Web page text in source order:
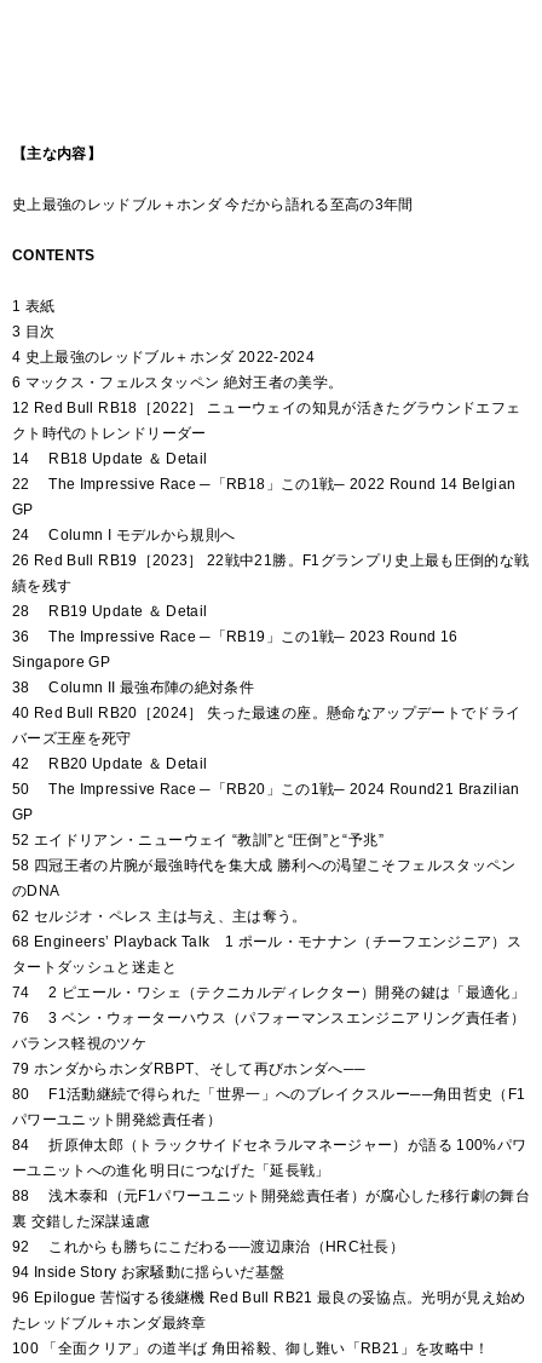
【主な内容】
史上最強のレッドブル＋ホンダ 今だから語れる至高の3年間
CONTENTS
1 表紙
3 目次
4 史上最強のレッドブル＋ホンダ 2022-2024
6 マックス・フェルスタッペン 絶対王者の美学。
12 Red Bull RB18［2022］ ニューウェイの知見が活きたグラウンドエフェ
クト時代のトレンドリーダー
14 RB18 Update ＆ Detail
22 The Impressive Race ─「RB18」この1戦─ 2022 Round 14 Belgian
GP
24 Column I モデルから規則へ
26 Red Bull RB19［2023］ 22戦中21勝。F1グランプリ史上最も圧倒的な戦
績を残す
28 RB19 Update ＆ Detail
36 The Impressive Race ─「RB19」この1戦─ 2023 Round 16
Singapore GP
38 Column II 最強布陣の絶対条件
40 Red Bull RB20［2024］ 失った最速の座。懸命なアップデートでドライ
バーズ王座を死守
42 RB20 Update ＆ Detail
50 The Impressive Race ─「RB20」この1戦─ 2024 Round21 Brazilian
GP
52 エイドリアン・ニューウェイ “教訓”と“圧倒”と“予兆”
58 四冠王者の片腕が最強時代を集大成 勝利への渇望こそフェルスタッペン
のDNA
62 セルジオ・ペレス 主は与え、主は奪う。
68 Engineers’ Playback Talk 1 ポール・モナナン（チーフエンジニア）ス
タートダッシュと迷走と
74 2 ピエール・ワシェ（テクニカルディレクター）開発の鍵は「最適化」
76 3 ベン・ウォーターハウス（パフォーマンスエンジニアリング責任者）
バランス軽視のツケ
79 ホンダからホンダRBPT、そして再びホンダへ──
80 F1活動継続で得られた「世界一」へのブレイクスルー──角田哲史（F1
パワーユニット開発総責任者）
84 折原伸太郎（トラックサイドセネラルマネージャー）が語る 100%パワ
ーユニットへの進化 明日につなげた「延長戦」
88 浅木泰和（元F1パワーユニット開発総責任者）が腐心した移行劇の舞台
裏 交錯した深謀遠慮
92 これからも勝ちにこだわる──渡辺康治（HRC社長）
94 Inside Story お家騒動に揺らいだ基盤
96 Epilogue 苦悩する後継機 Red Bull RB21 最良の妥協点。光明が見え始め
たレッドブル＋ホンダ最終章
100 「全面クリア」の道半ば 角田裕毅、御し難い「RB21」を攻略中！